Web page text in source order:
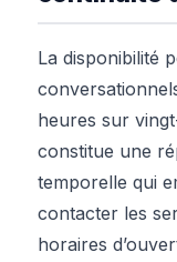
La disponibilité
heures sur
constitue une
temporelle qui
contacter les
horaires